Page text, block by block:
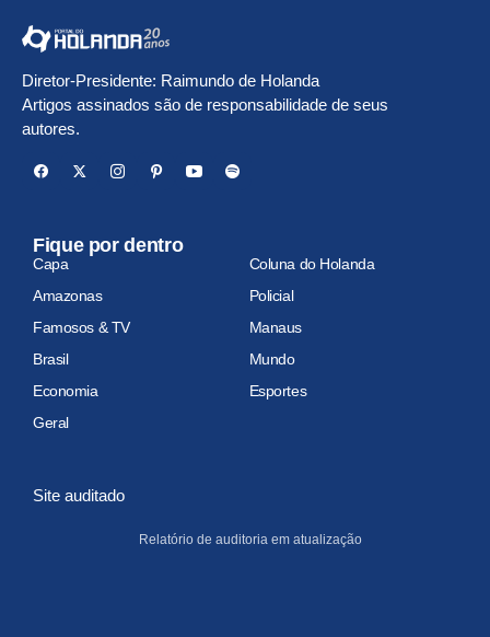
Diretor-Presidente: Raimundo de Holanda
Artigos assinados são de responsabilidade de seus
autores.
Fique por dentro
Capa
Coluna do Holanda
Amazonas
Policial
Famosos & TV
Manaus
Brasil
Mundo
Economia
Esportes
Geral
Site auditado
Relatório de auditoria em atualização